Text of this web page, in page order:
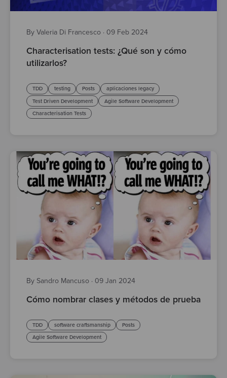
By Valeria Di Francesco · 09 Feb 2024
Characterisation tests: ¿Qué son y cómo
utilizarlos?
TDD testing Posts
aplicaciones legacy
Test Driven Development
Agile Software Development
Characterisation Tests
By Sandro Mancuso · 09 Jan 2024
Cómo nombrar clases y métodos de prueba
TDD software craftsmanship
Posts
Agile Software Development